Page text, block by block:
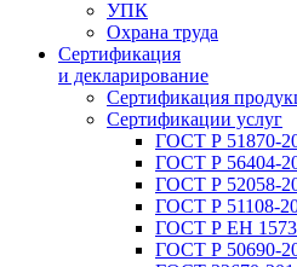
УПК
Охрана труда
Сертификация
и декларирование
Сертификация
Сертификации услуг
ГОСТ Р 51870-
ГОСТ Р 56404-
ГОСТ Р 52058-
ГОСТ Р 51108-
ГОСТ Р ЕН
ГОСТ Р 50690-